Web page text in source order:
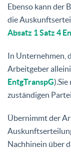
Ebenso kann der
die
Absatz 1 Satz 4
In Unternehmen,
Arbeitgeber
EntgTranspG
zuständigen
Übernimmt der
Nachhinein über